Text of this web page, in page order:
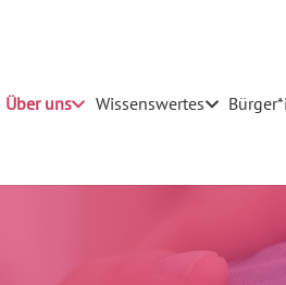
Über uns Wissenswertes